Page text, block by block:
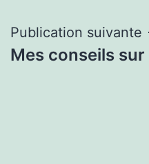
Publication suivante
Mes conseils